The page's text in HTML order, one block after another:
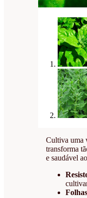
Cultiva uma
transforma
e saudável